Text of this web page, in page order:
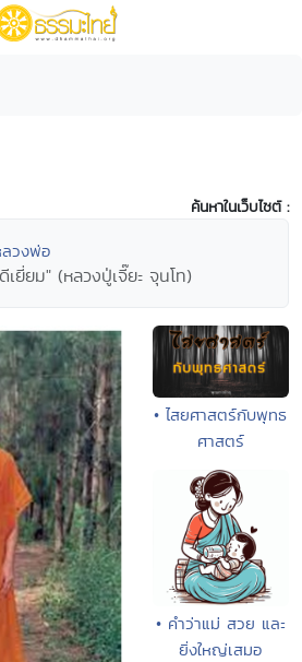
ค้นหาในเว็บไซต์ :
ลวงพ่อ
ยี่ยม" (หลวงปู่เจี๊ยะ จุนโท)
• ไสยศาสตร์กับพุทธ
ศาสตร์
• คำว่าแม่ สวย และ
ยิ่งใหญ่เสมอ